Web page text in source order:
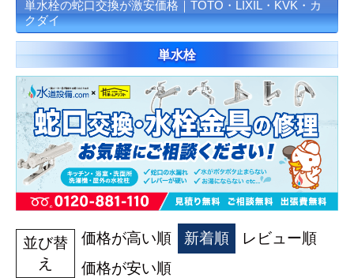
ポンプ 洗面台
蛇口（水栓）の交換はこちら
トイレ（便器）の交換はこちら
ウォシュレットなどの交換はこちら
給湯器の交換はこちら
単水栓の蛇口交換が激安価格｜TOTO・LIXIL・KVK・カ
クダイ
単水栓
並び替
え
価格が高い順 新着順
レビュー順
価格が安い順